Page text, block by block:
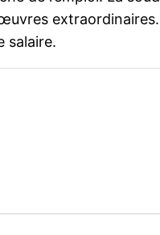
salaire.